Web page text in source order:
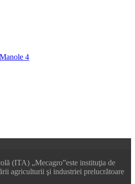
4
(ITA) „Mecagro”este instituţia de
agriculturii şi industriei prelucrătoare